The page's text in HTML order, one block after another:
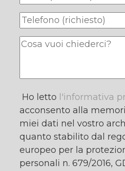
Ho letto l'informativa
acconsento alla
miei dati nel vostro
quanto stabilito dal
europeo per la
personali n. 679/2016,